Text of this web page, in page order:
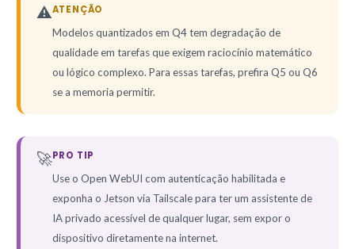
⚠️ATENÇÃO
Modelos quantizados em Q4 tem degradação de
qualidade em tarefas que exigem raciocínio matemático
ou lógico complexo. Para essas tarefas, prefira Q5 ou Q6
se a memoria permitir.
🚀PRO TIP
Use o Open WebUI com autenticação habilitada e
exponha o Jetson via Tailscale para ter um assistente de
IA privado acessível de qualquer lugar, sem expor o
dispositivo diretamente na internet.